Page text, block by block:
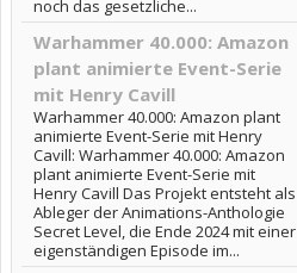
noch das gesetzliche...
Warhammer 40.000: Amazon
plant animierte Event-Serie
mit Henry Cavill
Warhammer 40.000: Amazon plant
animierte Event-Serie mit Henry
Cavill: Warhammer 40.000: Amazon
plant animierte Event-Serie mit
Henry Cavill Das Projekt entsteht als
Ableger der Animations-Anthologie
Secret Level, die Ende 2024 mit einer
eigenständigen Episode im...